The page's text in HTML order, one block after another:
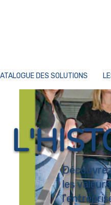
DES SOLUTIONS
les